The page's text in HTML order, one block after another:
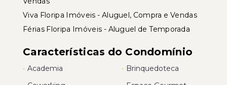
Viva Floripa Imóveis - Aluguel, Compra e Vendas
Férias Floripa Imóveis - Aluguel de Temporada
Características do Condomínio
• Academia • Brinquedoteca